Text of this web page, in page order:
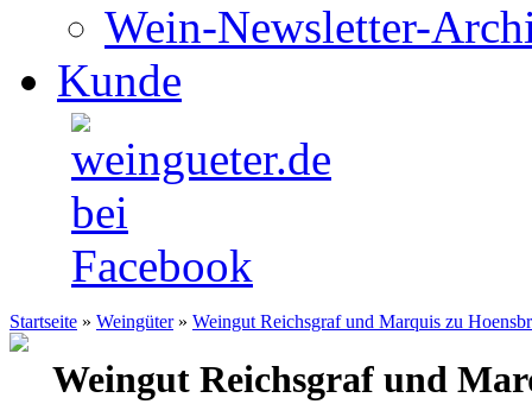
Wein-Newsletter-
Kunde
Startseite » Weingüter » Weingut Reichsgraf und Marquis zu
Weingut Reichsgraf und